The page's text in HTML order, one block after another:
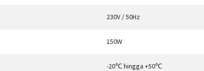
230V / 50Hz
150W
-20℃ hingga +50℃